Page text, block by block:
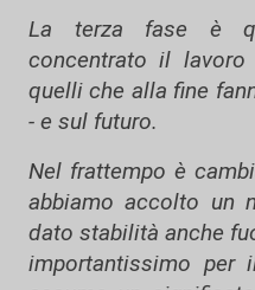
La terza fase è
concentrato il
quelli che alla fine
- e sul futuro.
Nel frattempo è
abbiamo accolto un
dato stabilità anche
importantissimo per